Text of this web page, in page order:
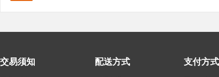
交易须知 配送方式 支付方式